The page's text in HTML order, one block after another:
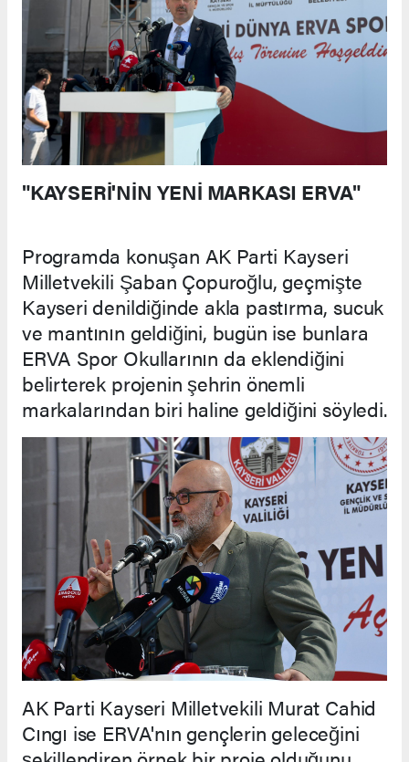
"KAYSERİ'NİN YENİ MARKASI ERVA"
Programda konuşan AK Parti Kayseri
Milletvekili Şaban Çopuroğlu, geçmişte
Kayseri denildiğinde akla pastırma, sucuk
ve mantının geldiğini, bugün ise bunlara
ERVA Spor Okullarının da eklendiğini
belirterek projenin şehrin önemli
markalarından biri haline geldiğini söyledi.
AK Parti Kayseri Milletvekili Murat Cahid
Cıngı ise ERVA'nın gençlerin geleceğini